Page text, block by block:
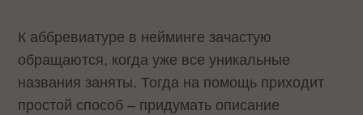
К аббревиатуре в нейминге зачастую
обращаются, когда уже все уникальные
названия заняты. Тогда на помощь приходит
простой способ – придумать описание